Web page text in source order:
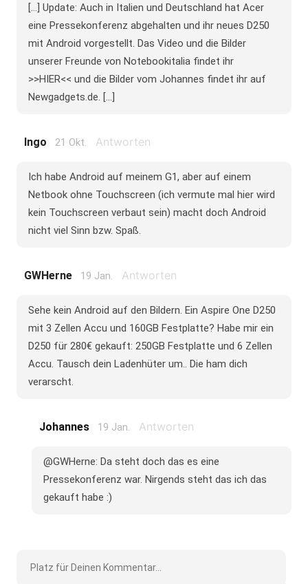
[...] Update: Auch in Italien und Deutschland hat Acer
eine Pressekonferenz abgehalten und ihr neues D250
mit Android vorgestellt. Das Video und die Bilder
unserer Freunde von Notebookitalia findet ihr
>>HIER<< und die Bilder vom Johannes findet ihr auf
Newgadgets.de. [...]
Ingo 21 Okt. Antworten
Ich habe Android auf meinem G1, aber auf einem
Netbook ohne Touchscreen (ich vermute mal hier wird
kein Touchscreen verbaut sein) macht doch Android
nicht viel Sinn bzw. Spaß.
GWHerne 19 Jan. Antworten
Sehe kein Android auf den Bildern. Ein Aspire One D250
mit 3 Zellen Accu und 160GB Festplatte? Habe mir ein
D250 für 280€ gekauft: 250GB Festplatte und 6 Zellen
Accu. Tausch dein Ladenhüter um.. Die ham dich
verarscht.
Johannes 19 Jan. Antworten
@GWHerne: Da steht doch das es eine
Pressekonferenz war. Nirgends steht das ich das
gekauft habe :)